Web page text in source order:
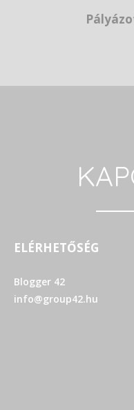
ELÉRHETŐSÉG
Blogger 42
info@group42.hu